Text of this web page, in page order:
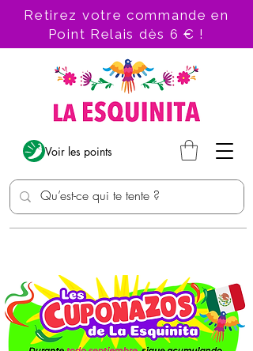
Voir les points
Retirez votre commande en
Point Relais dès 6 € !